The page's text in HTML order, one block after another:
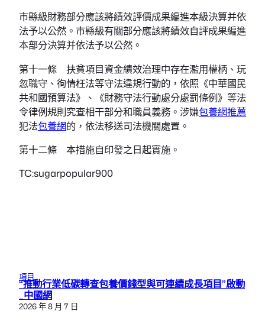
市縣級財務部分應該將績效評價成果編進本級決算并依
法予以公然。市縣級有關部分應該將績效自評成果編進
本部分決算并依法予以公然。
第十一條 扶貧項目資金績效治理中存在濫用權柄、玩
忽職守、徇情枉法等守法違規行動的，依照《中華國民
共和國預算法》、《財務守法行動處分處罰條例》等法
令律例規則究查相干部分和職員義務。涉嫌包養網推薦
犯法包養網的，依法移送司法機關處置。
第十二條 本措施自印發之日起實施。
TC:sugarpopular900
項目
“推動行業低碳轉查包養價錢型與可連續成長項目”啟動
_中國網
2026 年 8 月 7 日